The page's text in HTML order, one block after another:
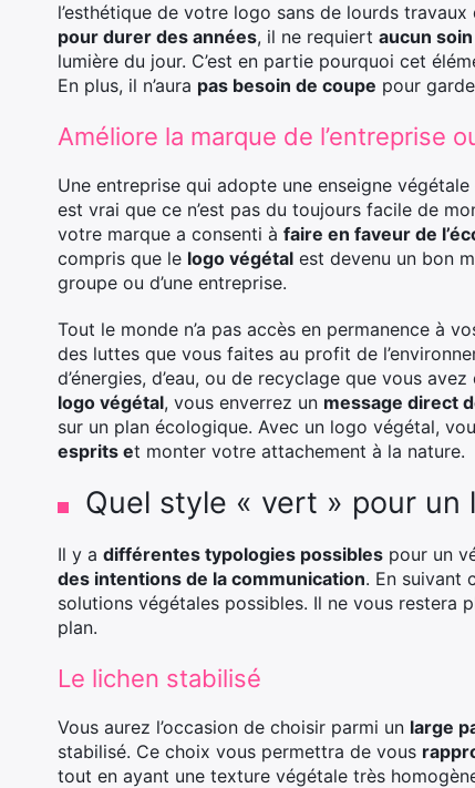
l’esthétique de votre logo sans de lourds travaux
pour durer des années, il ne requiert aucun
lumière du jour. C’est en partie pourquoi cet
En plus, il n’aura pas besoin de coupe pour
Améliore la marque de l’entreprise
Une entreprise qui adopte une enseigne
est vrai que ce n’est pas du toujours facile de
votre marque a consenti à faire en faveur de
compris que le logo végétal est devenu un bon
groupe ou d’une entreprise.
Tout le monde n’a pas accès en permanence à
des luttes que vous faites au profit de
d’énergies, d’eau, ou de recyclage que vous
logo végétal, vous enverrez un message direct
sur un plan écologique. Avec un logo végétal,
esprits et monter votre attachement à la nature.
Quel style « vert » pour un
Il y a différentes typologies possibles pour un
des intentions de la communication. En suivant
solutions végétales possibles. Il ne vous restera
plan.
Le lichen stabilisé
Vous aurez l’occasion de choisir parmi un large
stabilisé. Ce choix vous permettra de vous
tout en ayant une texture végétale très